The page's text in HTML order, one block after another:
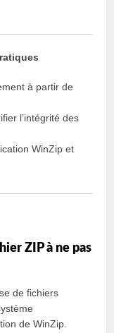
à partir de
l’intégrité des
WinZip et
ZIP à ne pas
de fichiers
de WinZip.